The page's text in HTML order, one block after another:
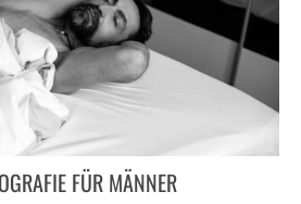
FÜR MÄNNER